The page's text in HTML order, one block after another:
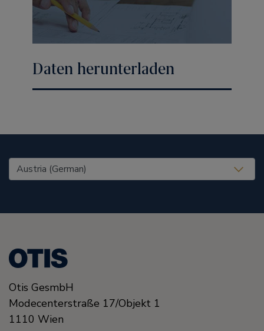
Daten herunterladen
United States (EN)
Otis GesmbH
Modecenterstraße 17/Objekt 1
1110 Wien